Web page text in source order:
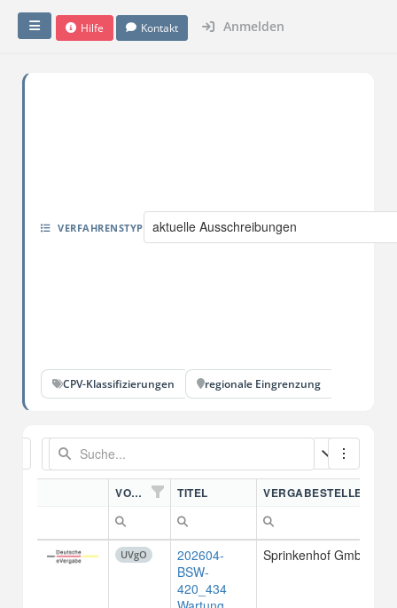
Hilfe Kontakt Anmelden
VERFAHRENSTYP aktuelle Ausschreibungen
CPV-Klassifizierungen regionale Eingrenzung
VORDN. TITEL VERGABESTELLE
UVgO
202604-
BSW-
420_434
Sprinkenhof GmbH